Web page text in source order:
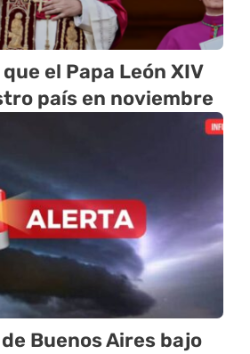
el Papa León XIV
país en noviembre
Buenos Aires bajo